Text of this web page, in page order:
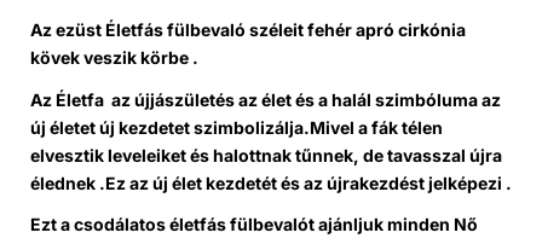
Az ezüst Életfás fülbevaló széleit fehér apró cirkónia
kövek veszik körbe .
Az Életfa az újjászületés az élet és a halál szimbóluma az
új életet új kezdetet szimbolizálja.Mivel a fák télen
elvesztik leveleiket és halottnak tűnnek, de tavasszal újra
élednek .Ez az új élet kezdetét és az újrakezdést jelképezi .
Ezt a csodálatos életfás fülbevalót ajánljuk minden Nő